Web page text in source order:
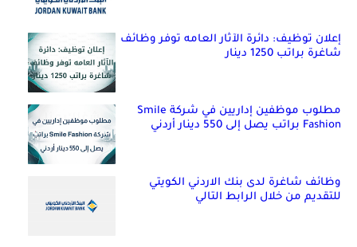
إعلان توظيف: دائرة الآثار العامه توفر وظائف
شاغرة براتب 1250 دينار
مطلوب موظفين إداريين في شركة Smile
Fashion براتب يصل إلى 550 دينار أردني
وظائف شاغرة لدى بنك الاردني الكويتي
للتقديم من خلال الرابط التالي